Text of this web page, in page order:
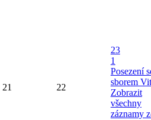
21 22
23
1
Posezení
sborem
Zobrazit
všechny
záznamy